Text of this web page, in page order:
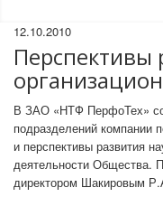
12.10.2010
Перспективы
В ЗАО «НТФ ПерфоТех»
подразделений компании
и перспективы развития
деятельности Общества.
директором Шакировым